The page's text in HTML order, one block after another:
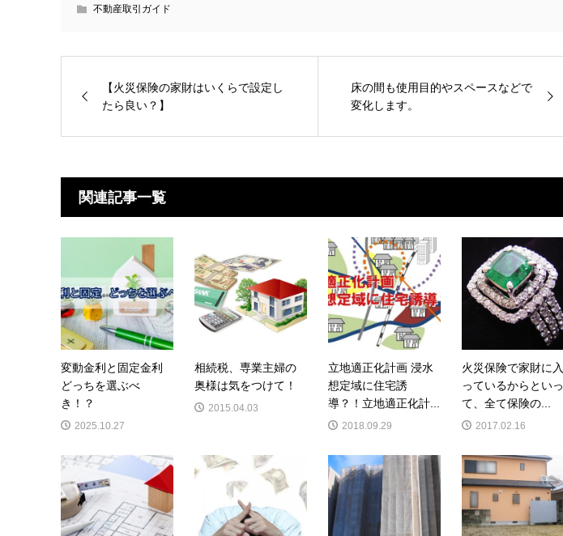
不動産取引ガイド
【火災保険の家財はいくらで設定し
たら良い？】
床の間も使用目的やスペースなどで
変化します。
関連記事一覧
変動金利と固定金利
どっちを選ぶべ
き！？
2025.10.27
相続税、専業主婦の
奥様は気をつけて！
2015.04.03
立地適正化計画 浸水
想定域に住宅誘
導？！立地適正化計...
2018.09.29
火災保険で家財に入
っているからといっ
て、全て保険の...
2017.02.16